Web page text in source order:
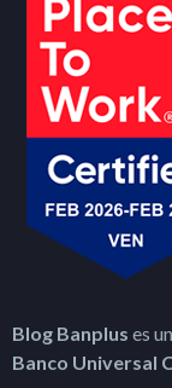
Blog Banplus es
Banco Universal